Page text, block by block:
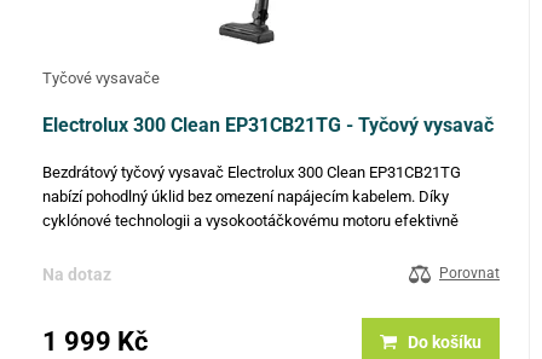
Tyčové vysavače
Electrolux 300 Clean EP31CB21TG - Tyčový vysavač
Bezdrátový tyčový vysavač Electrolux 300 Clean EP31CB21TG
nabízí pohodlný úklid bez omezení napájecím kabelem. Díky
cyklónové technologii a vysokootáčkovému motoru efektivně
konstrukce a…
Na dotaz Porovnat
1 999 Kč Do košíku